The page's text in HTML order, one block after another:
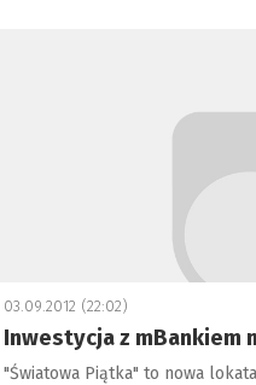
03.09.2012 (22:02)
Inwestycja z mBankiem
"Światowa Piątka" to nowa